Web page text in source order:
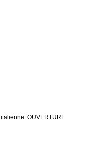
OUVERTURE